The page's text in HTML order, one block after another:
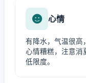
心情
有降水，气温很高
心情糟糕，注意消
低限度。